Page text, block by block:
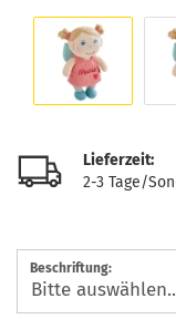
Lieferzeit:
2-3 Tage/
Beschriftung: